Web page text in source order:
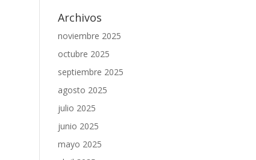
Archivos
noviembre 2025
octubre 2025
septiembre 2025
agosto 2025
julio 2025
junio 2025
mayo 2025